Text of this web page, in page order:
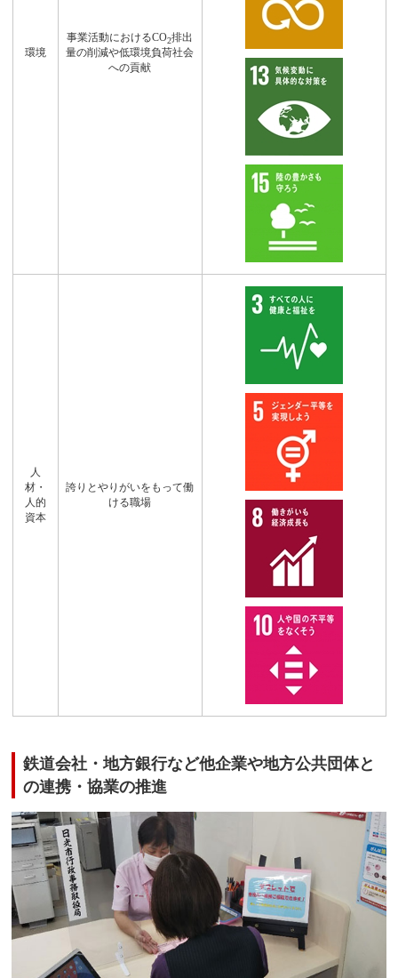
環境
事業活動におけるCO2排出
量の削減や低環境負荷社会
への貢献
人
材・
人的
資本
誇りとやりがいをもって働
ける職場
鉄道会社・地方銀行など他企業や地方公共団体と
の連携・協業の推進